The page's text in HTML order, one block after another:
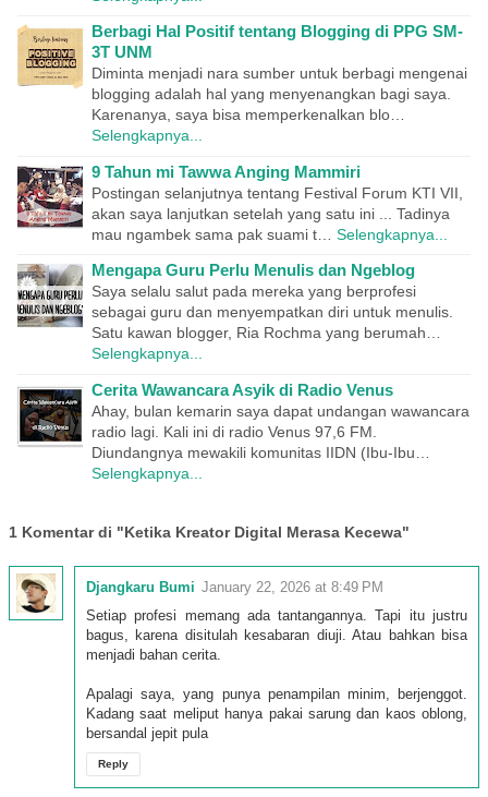
Berbagi Hal Positif tentang Blogging di PPG SM-
3T UNM
Diminta menjadi nara sumber untuk berbagi mengenai
blogging adalah hal yang menyenangkan bagi saya.
Karenanya, saya bisa memperkenalkan blo…
Selengkapnya...
9 Tahun mi Tawwa Anging Mammiri
Postingan selanjutnya tentang Festival Forum KTI VII,
akan saya lanjutkan setelah yang satu ini ... Tadinya
mau ngambek sama pak suami t…
Selengkapnya...
Mengapa Guru Perlu Menulis dan Ngeblog
Saya selalu salut pada mereka yang berprofesi
sebagai guru dan menyempatkan diri untuk menulis.
Satu kawan blogger, Ria Rochma yang berumah…
Selengkapnya...
Cerita Wawancara Asyik di Radio Venus
Ahay, bulan kemarin saya dapat undangan wawancara
radio lagi. Kali ini di radio Venus 97,6 FM.
Diundangnya mewakili komunitas IIDN (Ibu-Ibu…
Selengkapnya...
1 Komentar di "Ketika Kreator Digital Merasa Kecewa"
Djangkaru Bumi January 22, 2026 at 8:49 PM
Setiap profesi memang ada tantangannya. Tapi itu justru
bagus, karena disitulah kesabaran diuji. Atau bahkan bisa
menjadi bahan cerita.
Apalagi saya, yang punya penampilan minim, berjenggot.
Kadang saat meliput hanya pakai sarung dan kaos oblong,
bersandal jepit pula
Reply